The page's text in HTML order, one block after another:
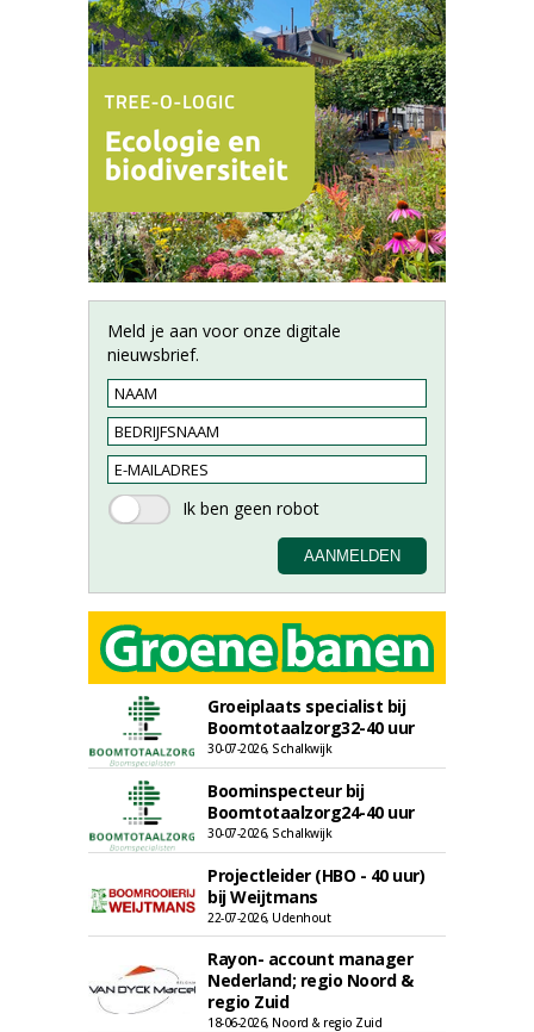
Meld je aan voor onze digitale
nieuwsbrief.
Groeiplaats specialist bij
Boomtotaalzorg32-40 uur
30-07-2026, Schalkwijk
Boominspecteur bij
Boomtotaalzorg24-40 uur
30-07-2026, Schalkwijk
Projectleider (HBO - 40 uur)
bij Weijtmans
22-07-2026, Udenhout
Rayon- account manager
Nederland; regio Noord &
regio Zuid
18-06-2026, Noord & regio Zuid